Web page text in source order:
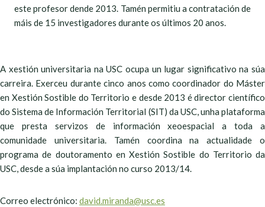
este profesor dende 2013. Tamén permitiu a contratación de
máis de 15 investigadores durante os últimos 20 anos.
A xestión universitaria na USC ocupa un lugar significativo na súa
carreira. Exerceu durante cinco anos como coordinador do Máster
en Xestión Sostible do Territorio e desde 2013 é director científico
do Sistema de Información Territorial (SIT) da USC, unha plataforma
que presta servizos de información xeoespacial a toda a
comunidade universitaria. Tamén coordina na actualidade o
programa de doutoramento en Xestión Sostible do Territorio da
USC, desde a súa implantación no curso 2013/14.
Correo electrónico: david.miranda@usc.es